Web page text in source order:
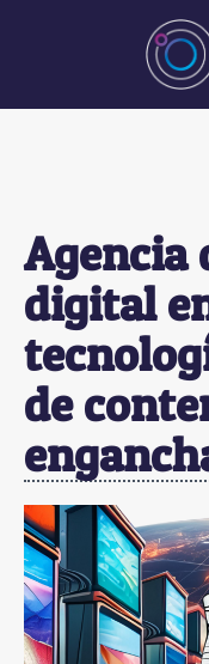
Agencia
digital
de